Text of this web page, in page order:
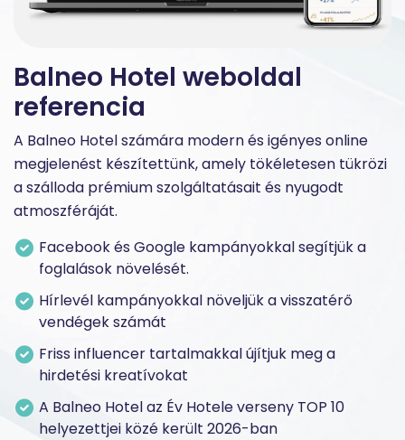
Balneo Hotel weboldal
referencia
A Balneo Hotel számára modern és igényes online
megjelenést készítettünk, amely tökéletesen tükrözi
a szálloda prémium szolgáltatásait és nyugodt
atmoszféráját.
Facebook és Google kampányokkal segítjük a
foglalások növelését.
Hírlevél kampányokkal növeljük a visszatérő
vendégek számát
Friss influencer tartalmakkal újítjuk meg a
hirdetési kreatívokat
A Balneo Hotel az Év Hotele verseny TOP 10
helyezettjei közé került 2026-ban